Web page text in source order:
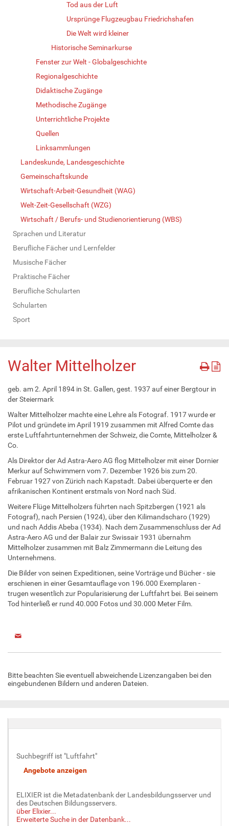
Tod aus der Luft
Ursprünge Flugzeugbau Friedrichshafen
Die Welt wird kleiner
Historische Seminarkurse
Fenster zur Welt - Globalgeschichte
Regionalgeschichte
Didaktische Zugänge
Methodische Zugänge
Unterrichtliche Projekte
Quellen
Linksammlungen
Landeskunde, Landesgeschichte
Gemeinschaftskunde
Wirtschaft-Arbeit-Gesundheit (WAG)
Welt-Zeit-Gesellschaft (WZG)
Wirtschaft / Berufs- und Studienorientierung (WBS)
Sprachen und Literatur
Berufliche Fächer und Lernfelder
Musische Fächer
Praktische Fächer
Berufliche Schularten
Schularten
Sport
Walter Mittelholzer
geb. am 2. April 1894 in St. Gallen, gest. 1937 auf einer Bergtour in
der Steiermark
Walter Mittelholzer machte eine Lehre als Fotograf. 1917 wurde er
Pilot und gründete im April 1919 zusammen mit Alfred Comte das
erste Luftfahrtunternehmen der Schweiz, die Comte, Mittelholzer &
Co.
Als Direktor der Ad Astra-Aero AG flog Mittelholzer mit einer Dornier
Merkur auf Schwimmern vom 7. Dezember 1926 bis zum 20.
Februar 1927 von Zürich nach Kapstadt. Dabei überquerte er den
afrikanischen Kontinent erstmals von Nord nach Süd.
Weitere Flüge Mittelholzers führten nach Spitzbergen (1921 als
Fotograf), nach Persien (1924), über den Kilimandscharo (1929)
und nach Addis Abeba (1934). Nach dem Zusammenschluss der Ad
Astra-Aero AG und der Balair zur Swissair 1931 übernahm
Mittelholzer zusammen mit Balz Zimmermann die Leitung des
Unternehmens.
Die Bilder von seinen Expeditionen, seine Vorträge und Bücher - sie
erschienen in einer Gesamtauflage von 196.000 Exemplaren -
trugen wesentlich zur Popularisierung der Luftfahrt bei. Bei seinem
Tod hinterließ er rund 40.000 Fotos und 30.000 Meter Film.
Bitte beachten Sie eventuell abweichende Lizenzangaben bei den
eingebundenen Bildern und anderen Dateien.
Suchbegriff ist "Luftfahrt"
ELIXIER ist die Metadatenbank der Landesbildungsserver und
des Deutschen Bildungsservers.
über Elixier...
Erweiterte Suche in der Datenbank...